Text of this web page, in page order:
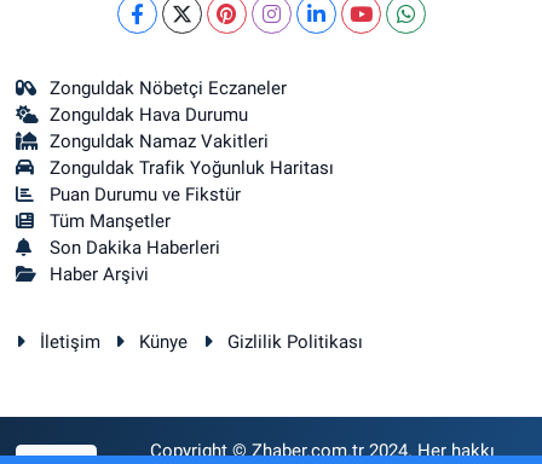
Zonguldak Nöbetçi Eczaneler
Zonguldak Hava Durumu
Zonguldak Namaz Vakitleri
Zonguldak Trafik Yoğunluk Haritası
Puan Durumu ve Fikstür
Tüm Manşetler
Son Dakika Haberleri
Haber Arşivi
İletişim Künye Gizlilik Politikası
Copyright © Zhaber.com.tr 2024. Her hakkı